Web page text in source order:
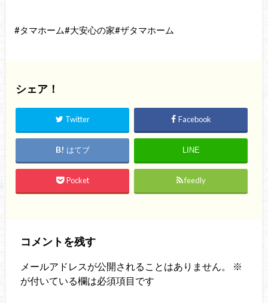
#タマホーム#大安心の家#ザタマホーム
シェア！
Twitter Facebook
はてブ LINE
Pocket feedly
コメントを残す
メールアドレスが公開されることはありません。
※
が付いている欄は必須項目です